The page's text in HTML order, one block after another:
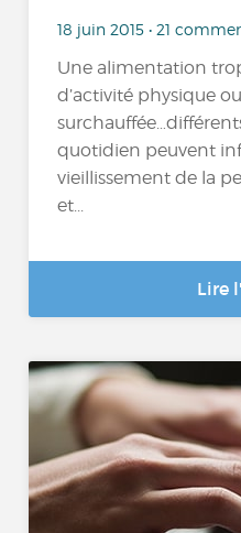
18 juin 2015 • 21
Une alimentation
d’activité physique
quotidien peuvent
vieillissement de la
et...
Lire